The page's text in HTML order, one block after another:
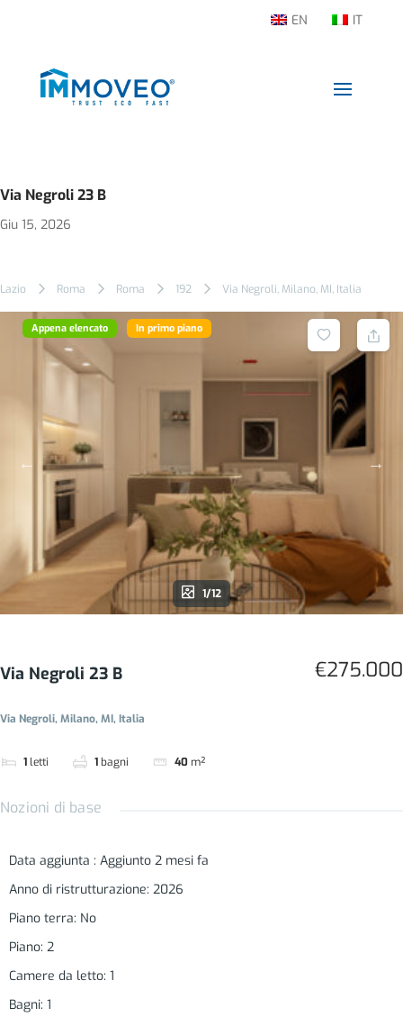
EN IT
Via Negroli 23 B
Giu 15, 2026
Lazio Roma Roma 192 Via Negroli, Milano, MI, Italia
Appena elencato In primo piano
1/12
Via Negroli 23 B
Via Negroli, Milano, MI, Italia
1 letti 1 bagni 40 m²
€275.000
Nozioni di base
Data aggiunta : Aggiunto 2 mesi fa
Anno di ristrutturazione: 2026
Piano terra: No
Piano: 2
Camere da letto: 1
Bagni: 1